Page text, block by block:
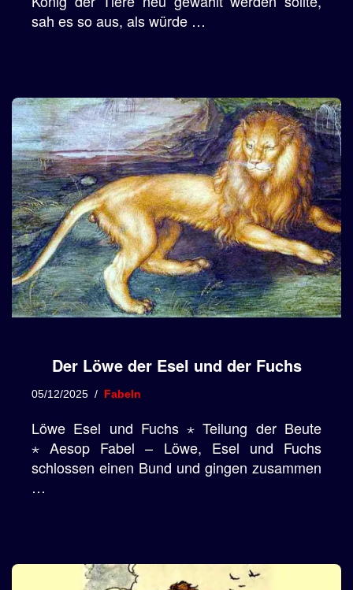
sah es so aus, als würde …
Der Löwe der Esel und der Fuchs
05/12/2025 Fabeln
Löwe Esel und Fuchs ⋆ Teilung der Beute
⋆ Aesop Fabel – Löwe, Esel und Fuchs
schlossen einen Bund und gingen zusammen
…